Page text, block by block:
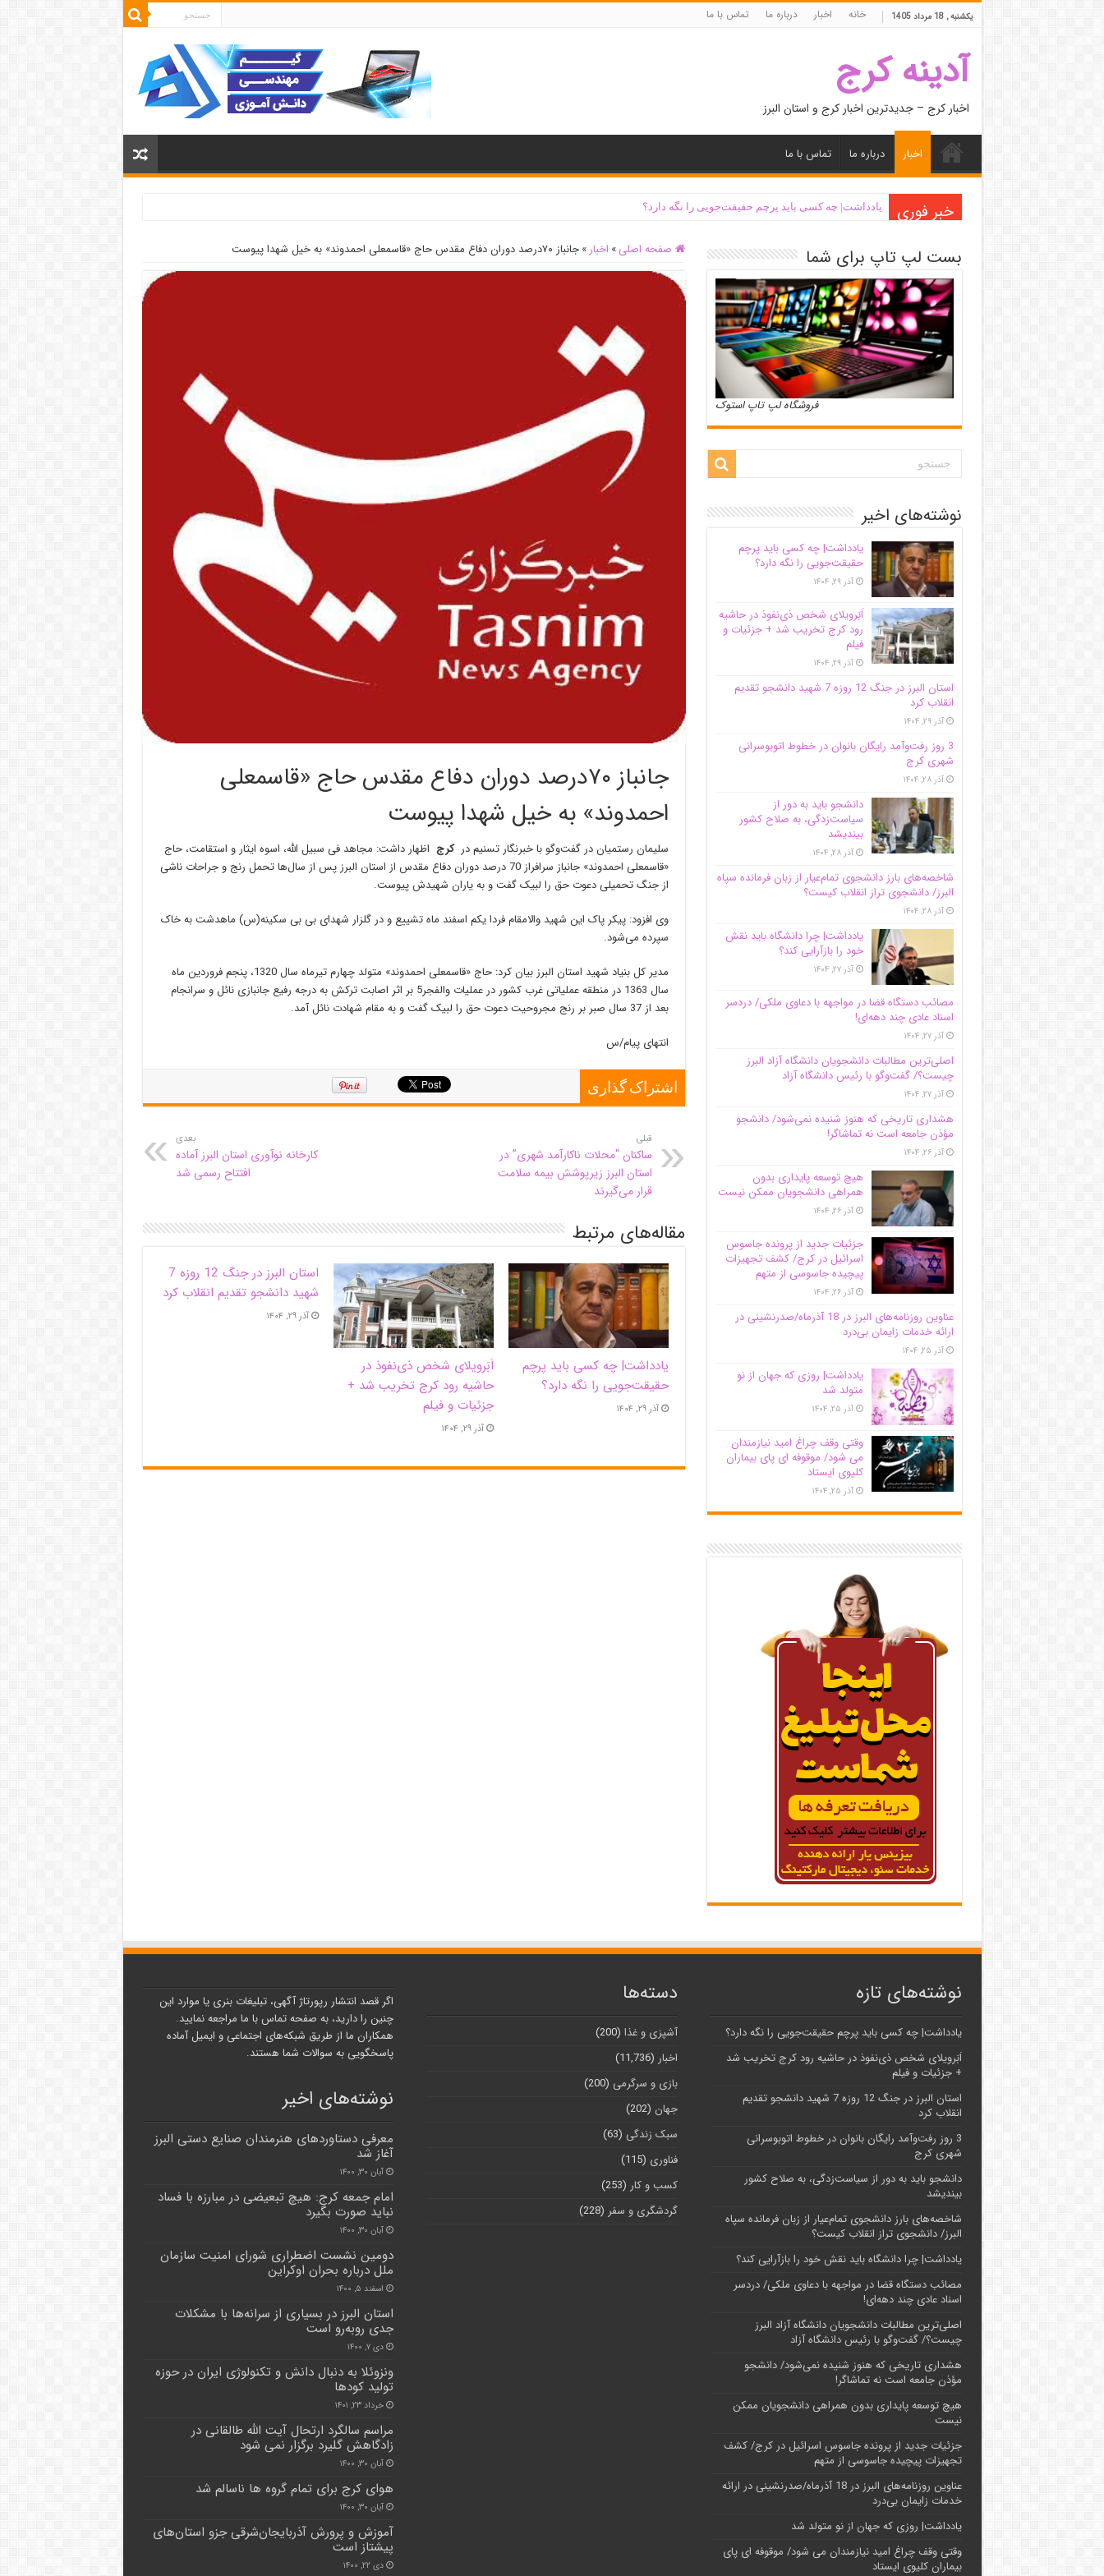
یکشنبه , 18 مرداد 1405 خانه اخبار درباره ما تماس با ما
آدینه کرج
اخبار کرج – جدیدترین اخبار کرج و استان البرز
اخبار درباره ما تماس با ما
خبر فوری یادداشت| ‌چه کسی باید پرچم حقیقت‌جویی را نگه دارد؟
صفحه اصلی » اخبار » جانباز ۷۰درصد دوران دفاع مقدس حاج «قاسمعلی احمدوند» به خیل شهدا پیوست
جانباز ۷۰درصد دوران دفاع مقدس حاج «قاسمعلی
احمدوند» به خیل شهدا پیوست
سلیمان رستمیان در گفت‌وگو با خبرنگار تسنیم درکرج اظهار داشت: مجاهد فی سبیل الله، اسوه ایثار و استقامت، حاج
«قاسمعلی احمدوند» جانباز سرافراز 70 درصد دوران دفاع مقدس از استان البرز پس از سال‌ها تحمل رنج و جراحات ناشی
از جنگ تحمیلی دعوت حق را لبیک گفت و به یاران شهیدش پیوست.
وی افزود: پیکر پاک این شهید والامقام فردا یکم اسفند ماه تشییع و در گلزار شهدای بی بی سکینه(س) ماهدشت به خاک
سپرده می‌شود.
مدیر کل بنیاد شهید استان البرز بیان کرد: حاج «قاسمعلی احمدوند» متولد چهارم تیرماه سال 1320، پنجم فروردین ماه
سال 1363 در منطقه عملیاتی غرب کشور در عملیات والفجر5 بر اثر اصابت ترکش به درجه رفیع جانبازی نائل و سرانجام
بعد از 37 سال صبر بر رنج مجروحیت دعوت حق را لبیک گفت و به مقام شهادت نائل آمد.
انتهای پیام/س
اشتراک گذاری
قبلی
ساکنان “محلات ناکارآمد شهری” در
استان البرز زیرپوشش بیمه سلامت
قرار می‌گیرند
بعدی
کارخانه نوآوری استان البرز آماده
افتتاح رسمی شد
مقاله‌های مرتبط
یادداشت| ‌چه کسی باید پرچم
حقیقت‌جویی را نگه دارد؟
آذر ۲۹, ۱۴۰۴
اَبَر‌ویلای شخص ذی‌نفوذ در
حاشیه‌ رود کرج تخریب شد +
جزئیات و فیلم
آذر ۲۹, ۱۴۰۴
استان البرز در جنگ 12 روزه 7
شهید دانشجو تقدیم انقلاب کرد
آذر ۲۹, ۱۴۰۴
بست لپ تاپ برای شما
فروشگاه لپ تاپ استوک
نوشته‌های اخیر
یادداشت| ‌چه کسی باید پرچم
حقیقت‌جویی را نگه دارد؟
آذر ۲۹, ۱۴۰۴
اَبَر‌ویلای شخص ذی‌نفوذ در حاشیه‌
رود کرج تخریب شد + جزئیات و
فیلم
آذر ۲۹, ۱۴۰۴
استان البرز در جنگ 12 روزه 7 شهید دانشجو تقدیم
انقلاب کرد
آذر ۲۹, ۱۴۰۴
3 روز رفت‌وآمد رایگان بانوان در خطوط اتوبوسرانی
شهری کرج
آذر ۲۸, ۱۴۰۴
دانشجو باید به دور از
سیاست‌زدگی، به صلاح کشور
بیندیشد
آذر ۲۸, ۱۴۰۴
شاخصه‌های بارز دانشجوی تمام‌عیار از زبان فرمانده سپاه
البرز/ دانشجوی تراز انقلاب کیست؟
آذر ۲۸, ۱۴۰۴
یادداشت| چرا دانشگاه باید نقش
خود را بازآرایی کند؟
آذر ۲۷, ۱۴۰۴
مصائب دستگاه قضا در مواجهه با دعاوی ملکی/ دردسر
اسناد عادی چند‌ دهه‌ای!
آذر ۲۷, ۱۴۰۴
اصلی‌ترین مطالبات دانشجویان دانشگاه آزاد البرز
چیست؟/ گفت‌وگو با رئیس دانشگاه آز‌اد
آذر ۲۷, ۱۴۰۴
هشداری تاریخی که هنوز شنیده نمی‌شود/ دانشجو
مؤذن جامعه است نه تماشاگر!
آذر ۲۶, ۱۴۰۴
هیچ توسعه پایداری بدون
همراهی دانشجویان ممکن نیست
آذر ۲۶, ۱۴۰۴
جزئیات جدید از پرونده جاسوس
اسرائیل در کرج/‌ کشف تجهیزات
پیچیده جاسوسی از متهم
آذر ۲۶, ۱۴۰۴
عناوین روزنامه‌های البرز در ‌18 آذرماه/صدرنشینی در
ارائه خدمات زایمان بی‌درد
آذر ۲۵, ۱۴۰۴
یادداشت| روزی که جهان از نو
متولد شد
آذر ۲۵, ۱۴۰۴
وقتی وقف چراغ امید نیازمندان
می شود/ موقوفه ای پای بیماران
کلیوی ایستاد
آذر ۲۵, ۱۴۰۴
نوشته‌های تازه
یادداشت| ‌چه کسی باید پرچم حقیقت‌جویی را نگه دارد؟
اَبَر‌ویلای شخص ذی‌نفوذ در حاشیه‌ رود کرج تخریب شد
+ جزئیات و فیلم
استان البرز در جنگ 12 روزه 7 شهید دانشجو تقدیم
انقلاب کرد
3 روز رفت‌وآمد رایگان بانوان در خطوط اتوبوسرانی
شهری کرج
دانشجو باید به دور از سیاست‌زدگی، به صلاح کشور
بیندیشد
شاخصه‌های بارز دانشجوی تمام‌عیار از زبان فرمانده سپاه
البرز/ دانشجوی تراز انقلاب کیست؟
یادداشت| چرا دانشگاه باید نقش خود را بازآرایی کند؟
مصائب دستگاه قضا در مواجهه با دعاوی ملکی/ دردسر
اسناد عادی چند‌ دهه‌ای!
اصلی‌ترین مطالبات دانشجویان دانشگاه آزاد البرز
چیست؟/ گفت‌وگو با رئیس دانشگاه آز‌اد
هشداری تاریخی که هنوز شنیده نمی‌شود/ دانشجو
مؤذن جامعه است نه تماشاگر!
هیچ توسعه پایداری بدون همراهی دانشجویان ممکن
نیست
جزئیات جدید از پرونده جاسوس اسرائیل در کرج/‌ کشف
تجهیزات پیچیده جاسوسی از متهم
عناوین روزنامه‌های البرز در ‌18 آذرماه/صدرنشینی در ارائه
خدمات زایمان بی‌درد
یادداشت| روزی که جهان از نو متولد شد
وقتی وقف چراغ امید نیازمندان می شود/ موقوفه ای پای
بیماران کلیوی ایستاد
دسته‌ها
آشپزی و غذا (200)
اخبار (11,736)
بازی و سرگرمی (200)
جهان (202)
سبک زندگی (63)
فناوری (115)
کسب و کار (253)
گردشگری و سفر (228)
اگر قصد انتشار رپورتاژ آگهی، تبلیغات بنری یا موارد این
چنین را دارید، به صفحه تماس با ما مراجعه نمایید.
همکاران ما از طریق شبکه‌های اجتماعی و ایمیل آماده
پاسخگویی به سوالات شما هستند.
نوشته‌های اخیر
معرفی دستاوردهای هنرمندان صنایع دستی البرز
آغاز شد
آبان ۳۰, ۱۴۰۰
امام جمعه کرج: هیچ تبعیضی در مبارزه با فساد
نباید صورت بگیرد
آبان ۳۰, ۱۴۰۰
دومین نشست اضطراری شورای امنیت سازمان
ملل درباره بحران اوکراین
اسفند ۵, ۱۴۰۰
استان البرز در بسیاری از سرانه‌ها با مشکلات
جدی روبه‌رو است
دی ۷, ۱۴۰۰
ونزوئلا به دنبال دانش و تکنولوژی ایران در حوزه
تولید کود‌ها
خرداد ۲۳, ۱۴۰۱
مراسم سالگرد ارتحال آیت الله طالقانی در
زادگاهش گلیرد برگزار نمی شود
آبان ۳۰, ۱۴۰۰
هوای کرج برای تمام گروه ها ناسالم شد
آبان ۳۰, ۱۴۰۰
آموزش‌ و پرورش آذربایجان‌شرقی جزو استان‌های
پیشتاز است
دی ۲۲, ۱۴۰۰